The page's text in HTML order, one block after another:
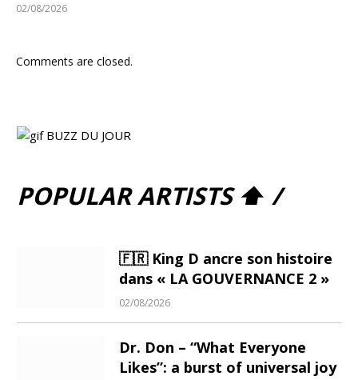
02/08/2026
Comments are closed.
POPULAR ARTISTS ⬆ /
🇫🇷 King D ancre son histoire
dans « LA GOUVERNANCE 2 »
02/08/2026
Dr. Don – “What Everyone
Likes”: a burst of universal joy